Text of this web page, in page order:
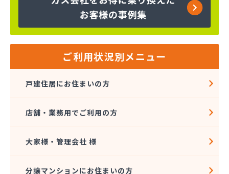
株式会社金子商店
株式会社広島クミアイ燃料
株式会社広島クミアイ燃料 あさひが丘ガス基地
株式会社広島中央クミアイ燃料 大和営業所
株式会社柴田燃料商会 ハウジング事業部
株式会社柴田燃料商会 本社
株式会社上田商店
株式会社親和商会
株式会社太陽
株式会社大野石油店・LPGスタンド
ご利用状況別メニュー
戸建住居にお住まいの方
店舗・業務用でご利用の方
大家様・管理会社 様
分譲マンションにお住まいの方